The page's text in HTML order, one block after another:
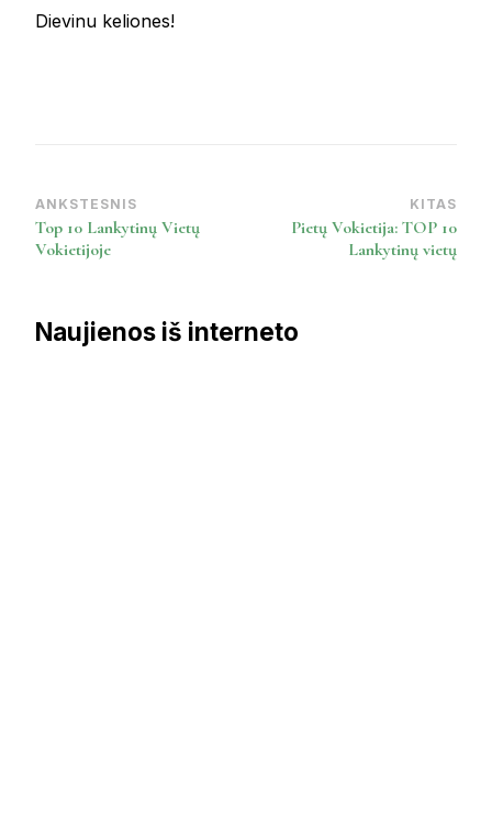
Dievinu keliones!
Post
Navigation
ANKSTESNIS
Top 10 Lankytinų Vietų
Vokietijoje
KITAS
Pietų Vokietija: TOP 10
Lankytinų vietų
Naujienos iš interneto